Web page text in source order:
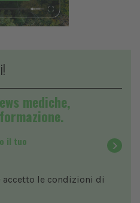
mediche,
il tuo
accetto le condizioni di